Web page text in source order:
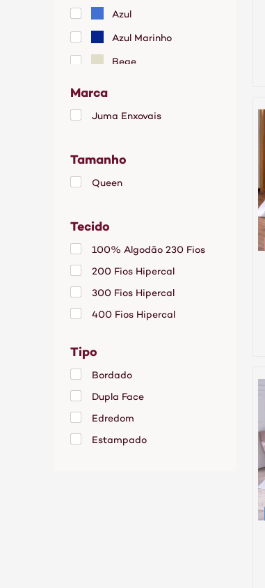
Azul
Azul Marinho
Bege
Cinza
Grafite
Palha
Rosa
Rose
Vinho
Marca
Juma Enxovais
Tamanho
Queen
Tecido
100% Algodão 230 Fios
200 Fios Hipercal
300 Fios Hipercal
400 Fios Hipercal
Jacquard
Manta Microfibra
Percal 200 Fios
Percal 400 Fios
Poliéster
Tipo
Bordado
Dupla Face
Edredom
Estampado